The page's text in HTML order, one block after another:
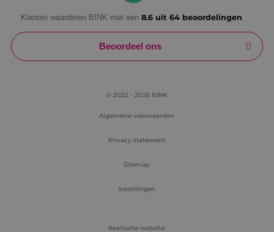
Klanten waarderen BINK met een 8.6 uit 64 beoordelingen
Beoordeel ons
© 2022 - 2026 BINK
Algemene voorwaarden
Privacy statement
Sitemap
Instellingen
Realisatie website:
weken